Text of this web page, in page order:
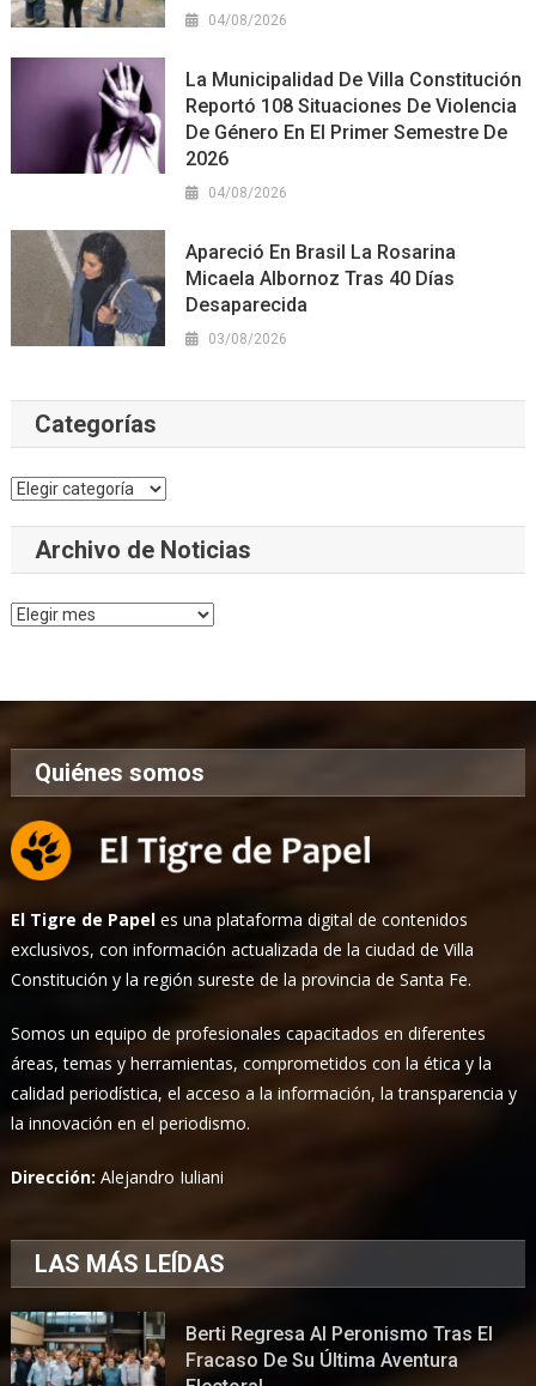
04/08/2026
La Municipalidad De Villa Constitución
Reportó 108 Situaciones De Violencia
De Género En El Primer Semestre De
2026
04/08/2026
Apareció En Brasil La Rosarina
Micaela Albornoz Tras 40 Días
Desaparecida
03/08/2026
Categorías
Categorías
Archivo de Noticias
Archivo
Quiénes somos
El Tigre de Papel es una plataforma digital de contenidos
exclusivos, con información actualizada de la ciudad de Villa
Constitución y la región sureste de la provincia de Santa Fe.
Somos un equipo de profesionales capacitados en diferentes
áreas, temas y herramientas, comprometidos con la ética y la
calidad periodística, el acceso a la información, la transparencia y
la innovación en el periodismo.
Dirección:Alejandro Iuliani
LAS MÁS LEÍDAS
Berti Regresa Al Peronismo Tras El
Fracaso De Su Última Aventura